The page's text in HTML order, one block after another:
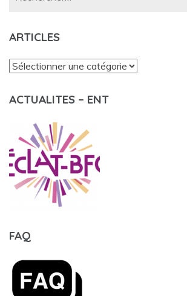
ARTICLES
Articles
ACTUALITES – ENT
FAQ